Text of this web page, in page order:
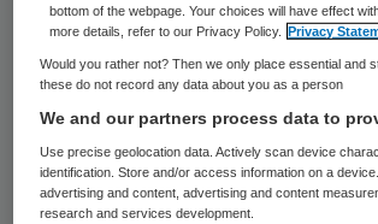
Eerder al werkten enkele
gezondheidscentra met
Nu alle centra op één systeem
stijgt het aantal patiënten (van
Zorg) dat bediend wordt via
ASP van 80.000 naar ruim
bottom of the webpage. Your choices will have effect
more details, refer to our Privacy Policy.
Privacy
Would you rather not? Then we only place essential and
these do not record any data about you as a person
We and our partners process data to
Use precise geolocation data. Actively scan device
identification. Store and/or access information on a
advertising and content, advertising and content
research and services development.